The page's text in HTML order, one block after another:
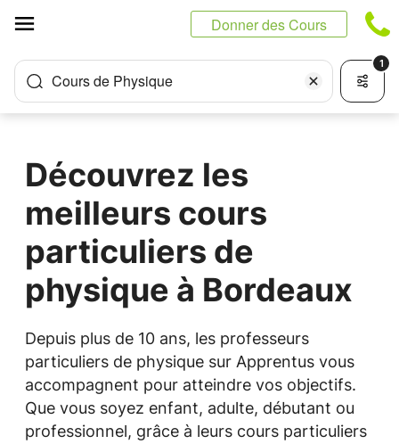
Donner des Cours
Cours de Physique
1
Découvrez les
meilleurs cours
particuliers de
physique à Bordeaux
Depuis plus de 10 ans, les professeurs
particuliers de physique sur Apprentus vous
accompagnent pour atteindre vos objectifs.
Que vous soyez enfant, adulte, débutant ou
professionnel, grâce à leurs cours particuliers